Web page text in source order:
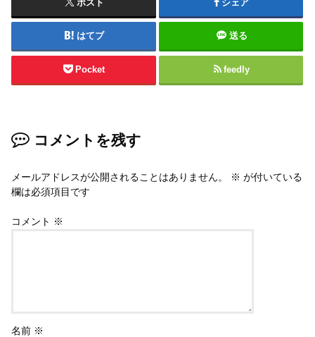
ポスト シェア
はてブ 送る
Pocket feedly
コメントを残す
メールアドレスが公開されることはありません。 ※ が付いている
欄は必須項目です
コメント ※
名前 ※